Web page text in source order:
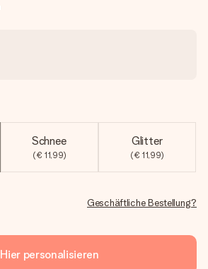
Schnee
(€ 11,99)
Glitter
(€ 11,99)
Geschäftliche Bestellung?
Hier personalisieren